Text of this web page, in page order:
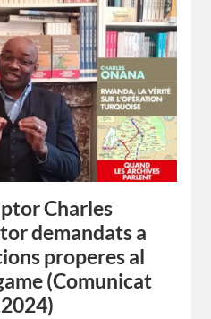
Charles
demandats a
properes al
(Comunicat